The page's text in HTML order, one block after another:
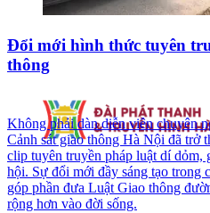
Đổi mới hình thức tuyên
thông
Không phải dàn diễn viên chuyên
Cảnh sát giao thông Hà Nội đã trở
clip tuyên truyền pháp luật dí dỏm,
hội. Sự đổi mới đầy sáng tạo trong
góp phần đưa Luật Giao thông
rộng hơn vào đời sống.